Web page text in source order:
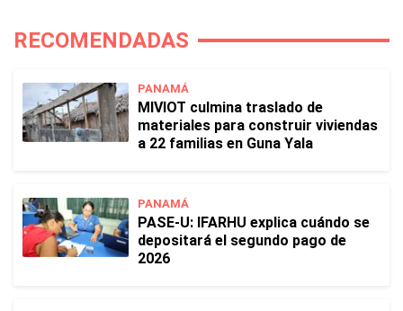
RECOMENDADAS
PANAMÁ
MIVIOT culmina traslado de
materiales para construir viviendas
a 22 familias en Guna Yala
PANAMÁ
PASE-U: IFARHU explica cuándo se
depositará el segundo pago de
2026